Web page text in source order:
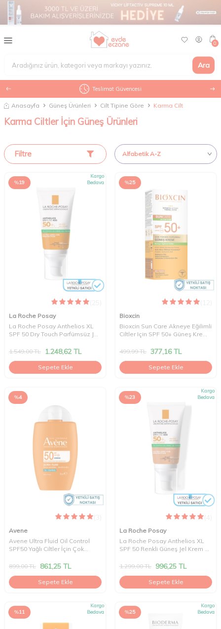
Ara
0
Teslimat Güvencesi
Anasayfa Güneş Ürünleri Cilt Tipine Göre Karma Cilt
Karma Ciltler İçin Güneş Ürünleri
Filtre
%19
Kargo
Bedava
La Roche Posay
La Roche Posay Anthelios XL
SPF 50 Dry Touch Parfümsüz Jel
1.549,00TL 1.248,62 TL
Sepete Ekle
%25
Bioxcin
Bioxcin Sun Care Akneye Eğilimli
Ciltler Için SPF 50+ Güneş Kremi
499,99TL 377,16TL
Sepete Ekle
%4
Avene
Avene Ultra Fluid Oil Control
SPF50 Yağlı Ciltler İçin Çok
50 ml
899,00TL 861,25 TL
Sepete Ekle
%23
Kargo
Bedava
La Roche Posay
La Roche Posay Anthelios XL
SPF 50 Renkli Güneş Jel Krem 50
1.299,00TL 996,25 TL
Sepete Ekle
%11
Kargo
Bedava
%25
Kargo
Bedava